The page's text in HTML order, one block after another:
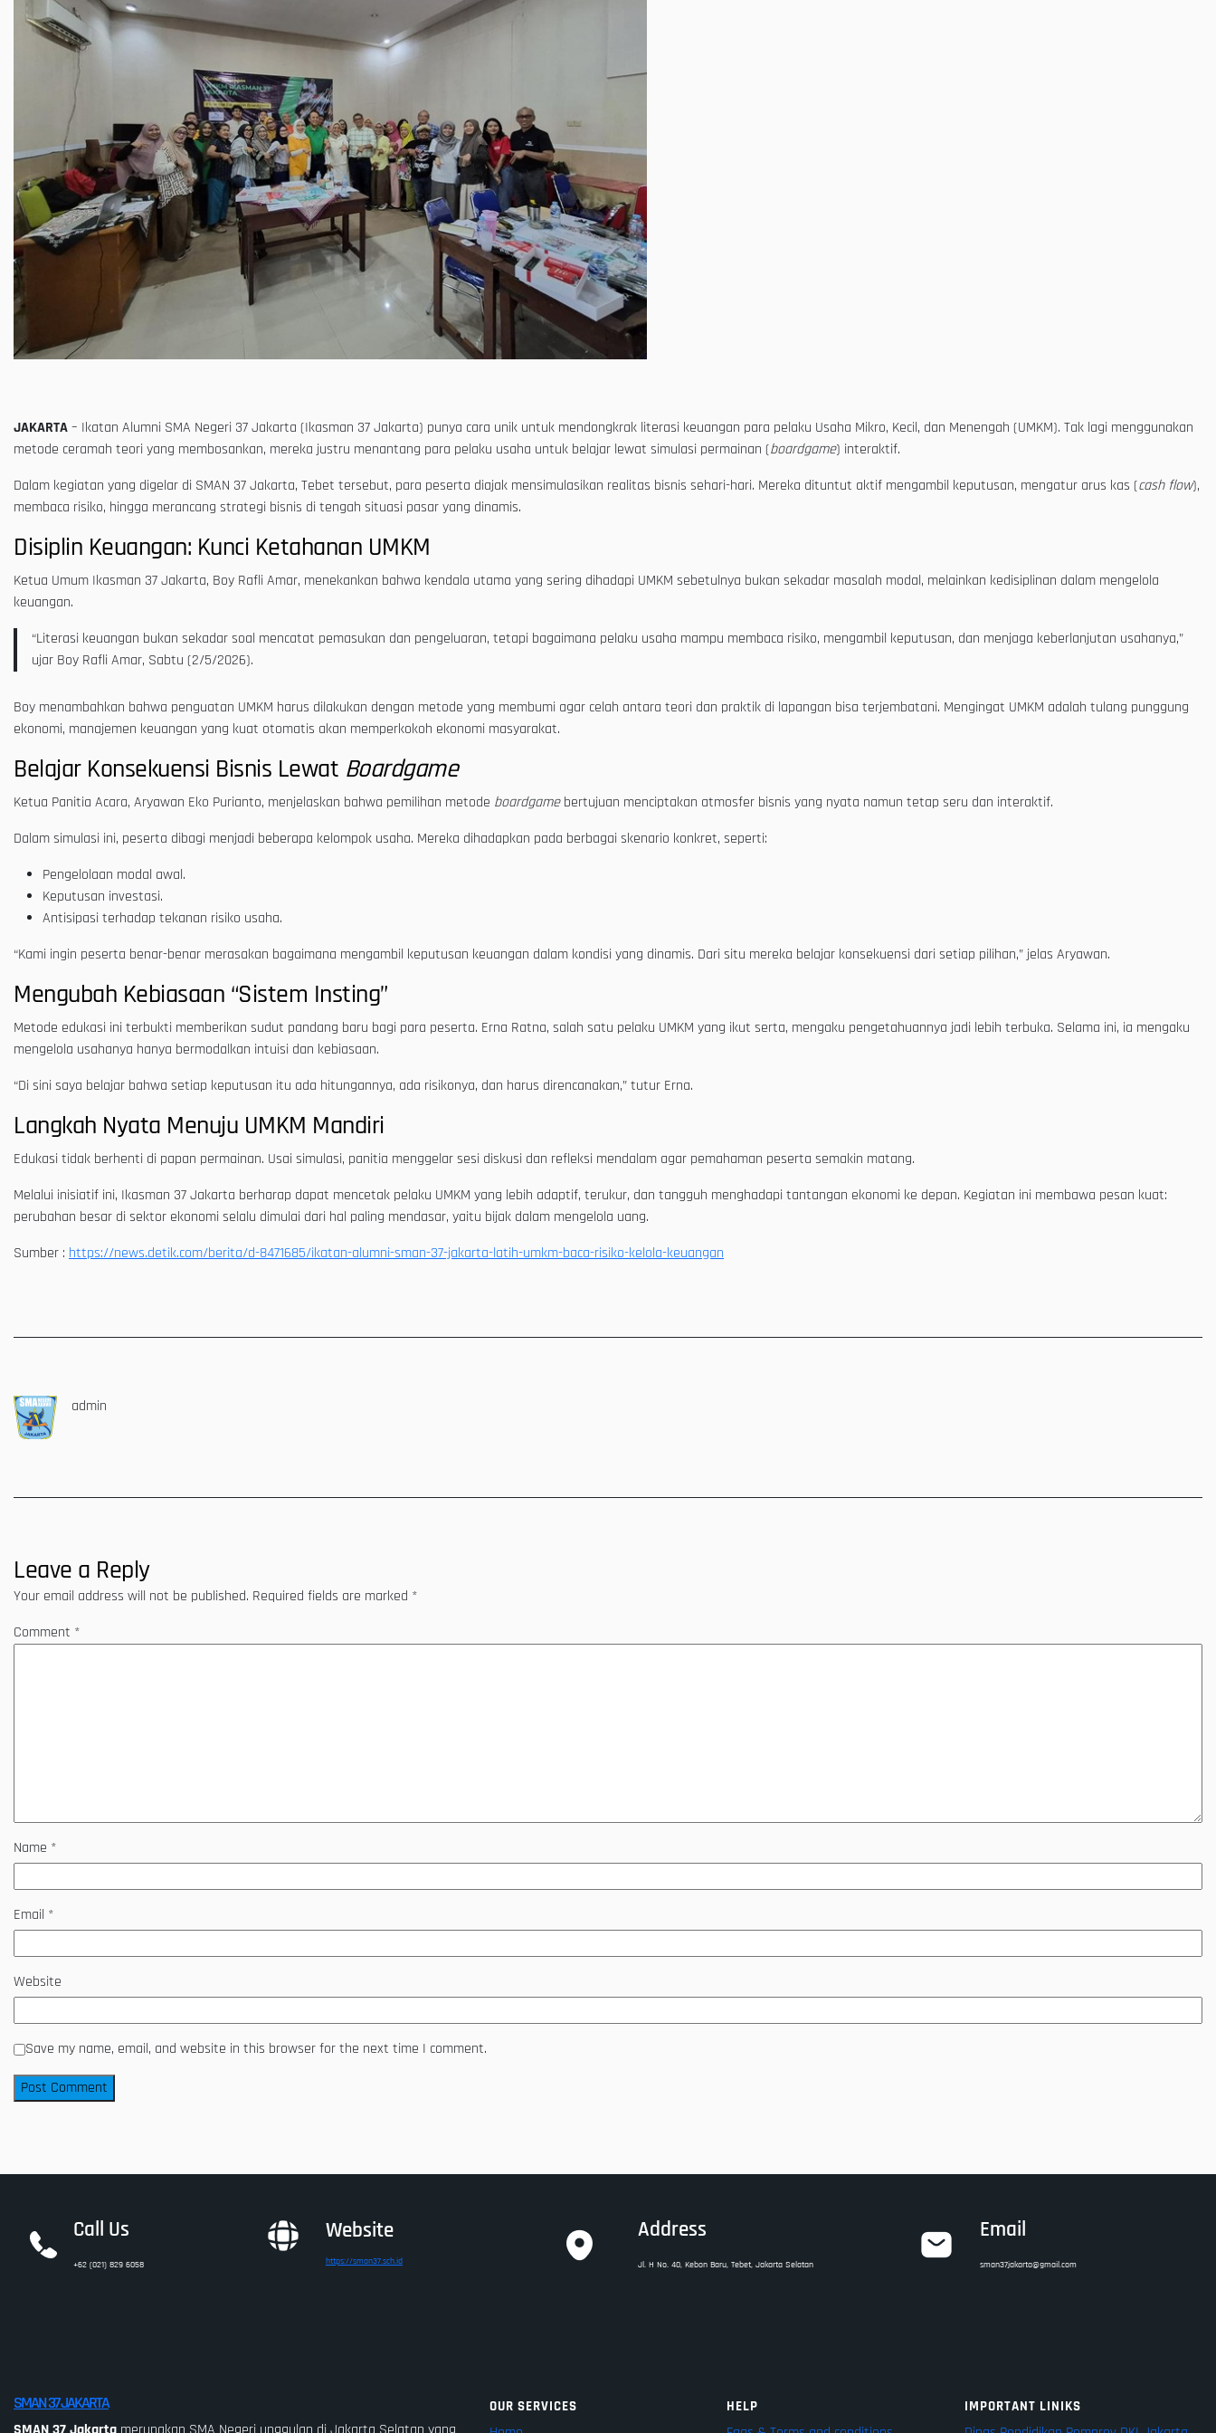
JAKARTA– Ikatan Alumni SMA Negeri 37 Jakarta (Ikasman 37 Jakarta) punya cara unik untuk mendongkrak literasi keuangan para pelaku Usaha Mikro, Kecil, dan Menengah (UMKM). Tak lagi menggunakan
metode ceramah teori yang membosankan, mereka justru menantang para pelaku usaha untuk belajar lewat simulasi permainan (boardgame) interaktif.
Dalam kegiatan yang digelar di SMAN 37 Jakarta, Tebet tersebut, para peserta diajak mensimulasikan realitas bisnis sehari-hari. Mereka dituntut aktif mengambil keputusan, mengatur arus kas (cash flow),
membaca risiko, hingga merancang strategi bisnis di tengah situasi pasar yang dinamis.
Disiplin Keuangan: Kunci Ketahanan UMKM
Ketua Umum Ikasman 37 Jakarta, Boy Rafli Amar, menekankan bahwa kendala utama yang sering dihadapi UMKM sebetulnya bukan sekadar masalah modal, melainkan kedisiplinan dalam mengelola
keuangan.
“Literasi keuangan bukan sekadar soal mencatat pemasukan dan pengeluaran, tetapi bagaimana pelaku usaha mampu membaca risiko, mengambil keputusan, dan menjaga keberlanjutan usahanya,”
ujar Boy Rafli Amar, Sabtu (2/5/2026).
Boy menambahkan bahwa penguatan UMKM harus dilakukan dengan metode yang membumi agar celah antara teori dan praktik di lapangan bisa terjembatani. Mengingat UMKM adalah tulang punggung
ekonomi, manajemen keuangan yang kuat otomatis akan memperkokoh ekonomi masyarakat.
Belajar Konsekuensi Bisnis Lewat Boardgame
Ketua Panitia Acara, Aryawan Eko Purianto, menjelaskan bahwa pemilihan metode boardgamebertujuan menciptakan atmosfer bisnis yang nyata namun tetap seru dan interaktif.
Dalam simulasi ini, peserta dibagi menjadi beberapa kelompok usaha. Mereka dihadapkan pada berbagai skenario konkret, seperti:
Pengelolaan modal awal.
Keputusan investasi.
Antisipasi terhadap tekanan risiko usaha.
“Kami ingin peserta benar-benar merasakan bagaimana mengambil keputusan keuangan dalam kondisi yang dinamis. Dari situ mereka belajar konsekuensi dari setiap pilihan,” jelas Aryawan.
Mengubah Kebiasaan “Sistem Insting”
Metode edukasi ini terbukti memberikan sudut pandang baru bagi para peserta. Erna Ratna, salah satu pelaku UMKM yang ikut serta, mengaku pengetahuannya jadi lebih terbuka. Selama ini, ia mengaku
mengelola usahanya hanya bermodalkan intuisi dan kebiasaan.
“Di sini saya belajar bahwa setiap keputusan itu ada hitungannya, ada risikonya, dan harus direncanakan,” tutur Erna.
Langkah Nyata Menuju UMKM Mandiri
Edukasi tidak berhenti di papan permainan. Usai simulasi, panitia menggelar sesi diskusi dan refleksi mendalam agar pemahaman peserta semakin matang.
Melalui inisiatif ini, Ikasman 37 Jakarta berharap dapat mencetak pelaku UMKM yang lebih adaptif, terukur, dan tangguh menghadapi tantangan ekonomi ke depan. Kegiatan ini membawa pesan kuat:
perubahan besar di sektor ekonomi selalu dimulai dari hal paling mendasar, yaitu bijak dalam mengelola uang.
Sumber : https://news.detik.com/berita/d-8471685/ikatan-alumni-sman-37-jakarta-latih-umkm-baca-risiko-kelola-keuangan
admin
Leave a Reply
Your email address will not be published. Required fields are marked *
Comment *
Name *
Email *
Website
Save my name, email, and website in this browser for the next time I comment.
Call Us
+62 (021) 829 6058
Website
https://sman37.sch.id
Address
Jl. H No. 40, Kebon Baru, Tebet, Jakarta Selatan
Email
sman37jakarta@gmail.com
SMAN 37 JAKARTA OUR SERVICES HELP IMPORTANT LINIKS